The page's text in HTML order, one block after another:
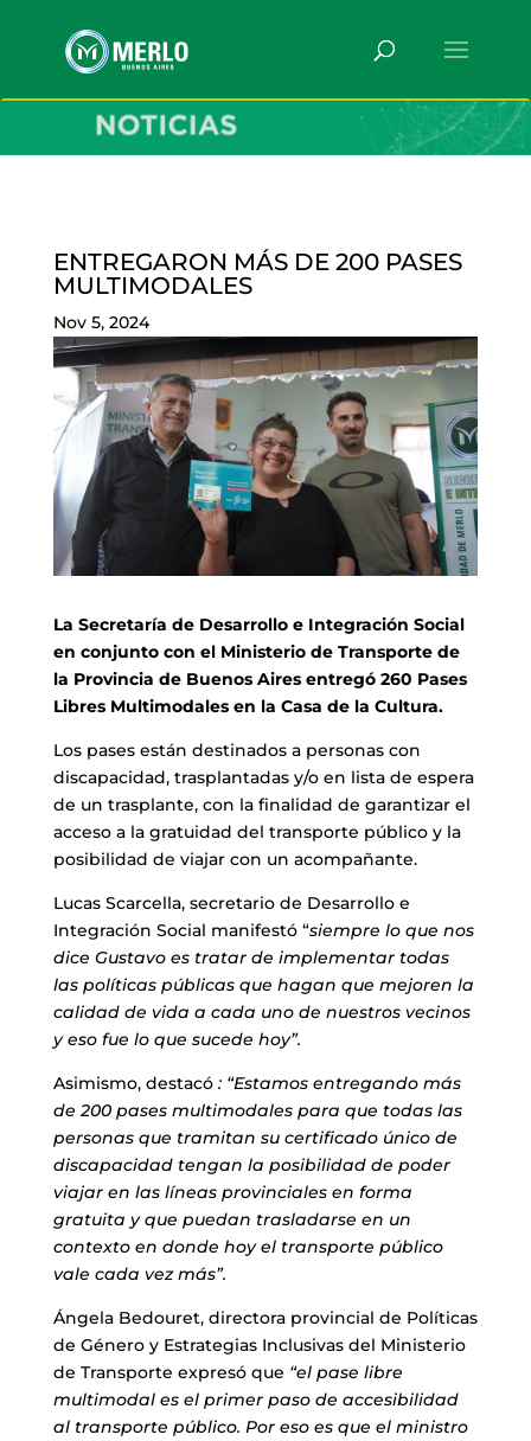
ENTREGARON MÁS DE 200 PASES
MULTIMODALES
Nov 5, 2024
La Secretaría de Desarrollo e Integración Social
en conjunto con el Ministerio de Transporte de
la Provincia de Buenos Aires entregó 260 Pases
Libres Multimodales en la Casa de la Cultura.
Los pases están destinados a personas con
discapacidad, trasplantadas y/o en lista de espera
de un trasplante, con la finalidad de garantizar el
acceso a la gratuidad del transporte público y la
posibilidad de viajar con un acompañante.
Lucas Scarcella, secretario de Desarrollo e
Integración Social manifestó “siempre lo que nos
dice Gustavo es tratar de implementar todas
las políticas públicas que hagan que mejoren la
calidad de vida a cada uno de nuestros vecinos
y eso fue lo que sucede hoy”.
Asimismo, destacó: “Estamos entregando más
de 200 pases multimodales para que todas las
personas que tramitan su certificado único de
discapacidad tengan la posibilidad de poder
viajar en las líneas provinciales en forma
gratuita y que puedan trasladarse en un
contexto en donde hoy el transporte público
vale cada vez más”.
Ángela Bedouret, directora provincial de Políticas
de Género y Estrategias Inclusivas del Ministerio
de Transporte expresó que “el pase libre
multimodal es el primer paso de accesibilidad
al transporte público. Por eso es que el ministro